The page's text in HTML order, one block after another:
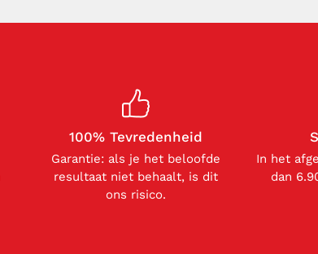
100% Tevredenheid
Garantie: als je het beloofde
resultaat niet behaalt, is dit
ons risico.
In het
dan